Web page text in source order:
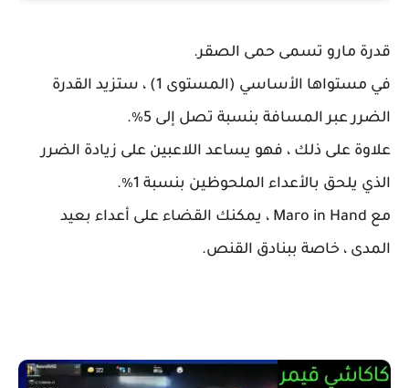
قدرة مارو تسمى حمى الصقر.
في مستواها الأساسي (المستوى 1) ، ستزيد القدرة
الضرر عبر المسافة بنسبة تصل إلى 5٪.
علاوة على ذلك ، فهو يساعد اللاعبين على زيادة الضرر
الذي يلحق بالأعداء الملحوظين بنسبة 1٪.
مع Maro in Hand ، يمكنك القضاء على أعداء بعيد
المدى ، خاصة ببنادق القنص.